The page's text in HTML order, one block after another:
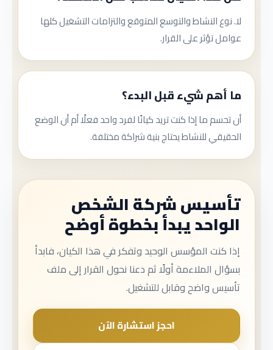
لا. نوع النشاط والتوسع المتوقع والتزامات التشغيل كلها
عوامل تؤثر على القرار.
ما أهم شيء قبل البدء؟
أن تحسم ما إذا كنت تريد كيانًا لفرد واحد فعلًا أم أن الوضع
الحقيقي للنشاط يحتاج بنية شراكة مختلفة.
تأسيس شركة الشخص
الواحد يبدأ بخطوة أوضح
إذا كنت المؤسس الوحيد وتفكر في هذا الكيان، فابدأ
بسؤال الملاءمة أولًا ثم دعنا نحول القرار إلى ملف
تأسيس واضح وقابل للتشغيل.
احجز استشارة الآن